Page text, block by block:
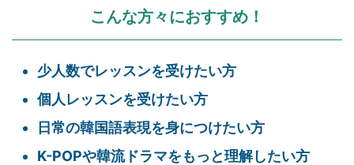
こんな方々におすすめ！
少人数でレッスンを受けたい方
個人レッスンを受けたい方
日常の韓国語表現を身につけたい方
K-POPや韓流ドラマをもっと理解したい方